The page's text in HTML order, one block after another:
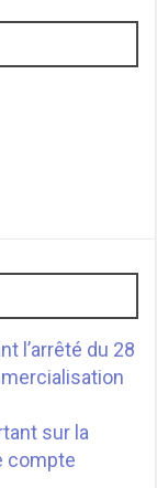
l’arrêté du 28
sur la
compte